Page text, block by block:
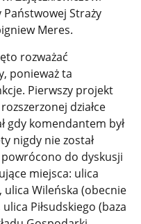
Państwowej Straży
Meres.
rozważać
ponieważ ta
Pierwszy projekt
działce
gdy komendantem był
nigdy nie został
powrócono do dyskusji
miejsca: ulica
ulica Wileńska (obecnie
Piłsudskiego (baza